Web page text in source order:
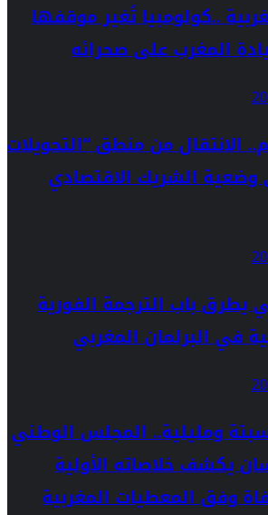
..كولومبيا تُغير موقفها
المغرب على صحرائه
الانتقال من منطق “التحويلات
وضعية الشريك الاقتصادي
باب الترجمة الفورية
في البرلمان المغربي
ومليلية.. المجلس الوطني
يكشف خلاصاته الأولية